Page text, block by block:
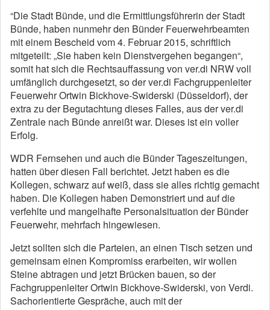
“Die Stadt Bünde, und die Ermittlungsführerin der Stadt
Bünde, haben nunmehr den Bünder Feuerwehrbeamten
mit einem Bescheid vom 4. Februar 2015, schriftlich
mitgeteilt: „Sie haben kein Dienstvergehen begangen“,
somit hat sich die Rechtsauffassung von ver.di NRW voll
umfänglich durchgesetzt, so der ver.di Fachgruppenleiter
Feuerwehr Ortwin Bickhove-Swiderski (Düsseldorf), der
extra zu der Begutachtung dieses Falles, aus der ver.di
Zentrale nach Bünde anreißt war. Dieses ist ein voller
Erfolg.
WDR Fernsehen und auch die Bünder Tageszeitungen,
hatten über diesen Fall berichtet. Jetzt haben es die
Kollegen, schwarz auf weiß, dass sie alles richtig gemacht
haben. Die Kollegen haben Demonstriert und auf die
verfehlte und mangelhafte Personalsituation der Bünder
Feuerwehr, mehrfach hingewiesen.
Jetzt sollten sich die Parteien, an einen Tisch setzen und
gemeinsam einen Kompromiss erarbeiten, wir wollen
Steine abtragen und jetzt Brücken bauen, so der
Fachgruppenleiter Ortwin Bickhove-Swiderski, von Verdi.
Sachorientierte Gespräche, auch mit der